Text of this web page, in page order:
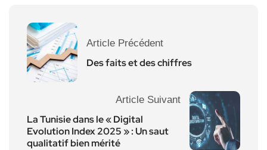
Article Précédent
Des faits et des chiffres
Article Suivant
La Tunisie dans le « Digital
Evolution Index 2025 » : Un saut
qualitatif bien mérité